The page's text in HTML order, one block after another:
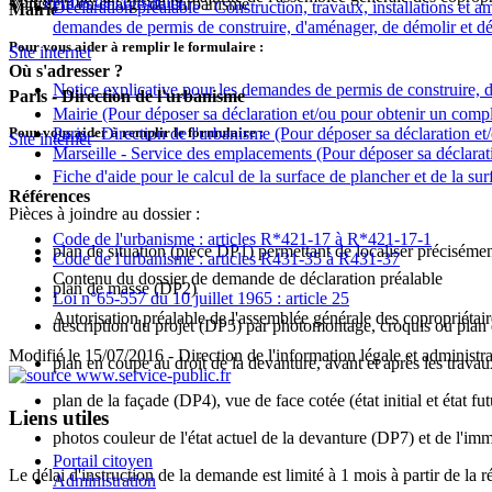
Pour vous aider à remplir le formulaire :
Notice explicative pour les demandes de permis de construire,
Pour vous aider à remplir le formulaire :
Fiche d'aide pour le calcul de la surface de plancher et de la
Pièces à joindre au dossier :
plan de situation (pièce DP1) permettant de localiser
plan de masse (DP2)
description du projet (DP5) par photomontage, croquis ou plan
plan en coupe au droit de la devanture, avant et après les
plan de la façade (DP4), vue de face cotée (état initial et état
photos couleur de l'état actuel de la devanture (DP7) et de
Le délai d'instruction de la demande est limité à 1 mois à partir de la
Mairie
Site internet
Paris - Direction de l'urbanisme
Site internet
Déclaration préalable - Construction, travaux, installations et
demandes de permis de construire, d'aménager, de démolir et
Où s'adresser ?
Mairie (Pour déposer sa déclaration et/ou pour obtenir un
Paris - Direction de l'urbanisme (Pour déposer sa déclaration
Marseille - Service des emplacements (Pour déposer sa
Références
Code de l'urbanisme : articles R*421-17 à R*421-17-1
Code de l'urbanisme : articles R431-35 à R431-37
Contenu du dossier de demande de déclaration préalable
Loi n°65-557 du 10 juillet 1965 : article 25
Autorisation préalable de l'assemblée générale des
Modifié le 15/07/2016 - Direction de l'information légale et
Liens utiles
Portail citoyen
Administration